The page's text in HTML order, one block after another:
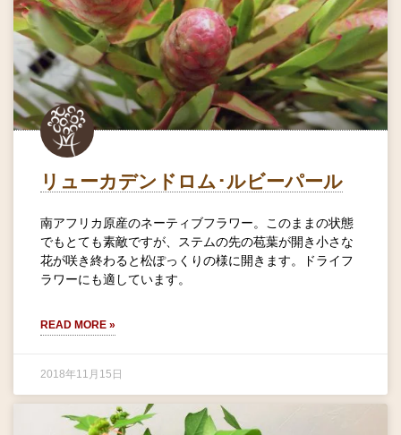
リューカデンドロム･ルビーパール
南アフリカ原産のネーティブフラワー。このままの状態
でもとても素敵ですが、ステムの先の苞葉が開き小さな
花が咲き終わると松ぽっくりの様に開きます。ドライフ
ラワーにも適しています。
READ MORE »
2018年11月15日